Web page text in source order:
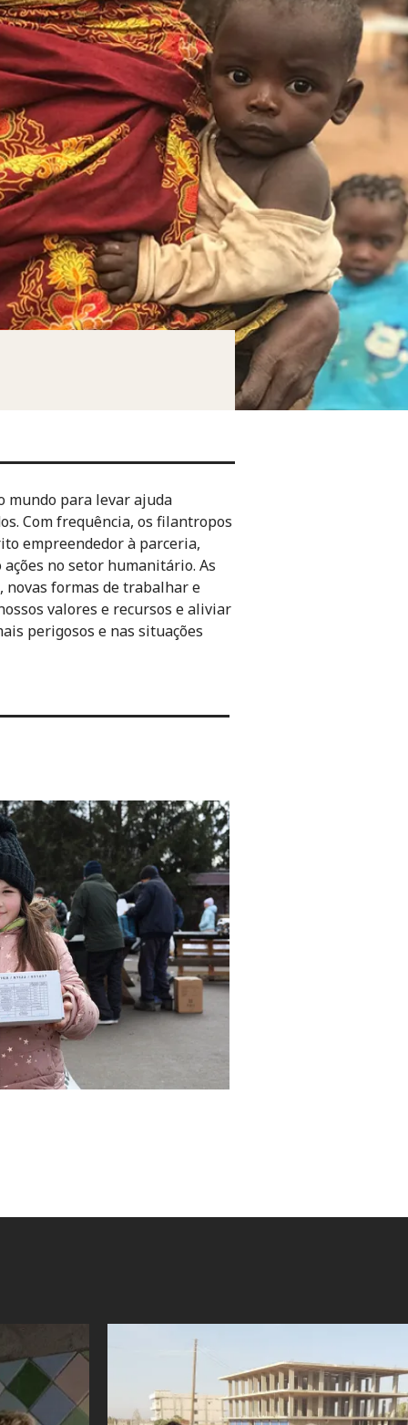
mundo para levar ajuda
Com frequência, os filantropos
empreendedor à parceria,
no setor humanitário. As
formas de trabalhar e
valores e recursos e aliviar
perigosos e nas situações